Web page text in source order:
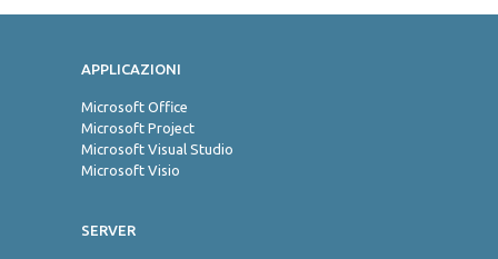
APPLICAZIONI
Microsoft Office
Microsoft Project
Microsoft Visual Studio
Microsoft Visio
SERVER